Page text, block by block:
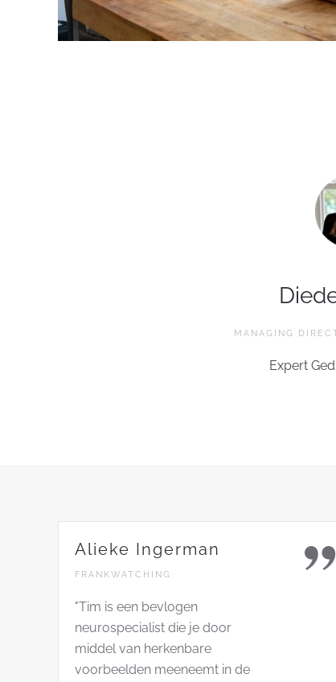
MANAGING
Expert
Alieke Ingerman
FRANKWATCHING
"Tim is een bevlogen
neurospecialist die je door
middel van herkenbare
voorbeelden meeneemt in de